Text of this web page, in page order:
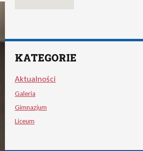
KATEGORIE
Aktualności
Galeria
Gimnazjum
Liceum